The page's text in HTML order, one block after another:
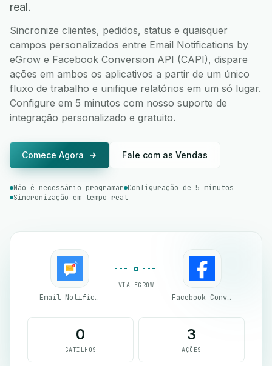
real.
Sincronize clientes, pedidos, status e quaisquer
campos personalizados entre Email Notifications by
eGrow e Facebook Conversion API (CAPI), dispare
ações em ambos os aplicativos a partir de um único
fluxo de trabalho e unifique relatórios em um só lugar.
Configure em 5 minutos com nosso suporte de
integração personalizado e gratuito.
Comece Agora Fale com as Vendas
Não é necessário programar Configuração de 5 minutos
Sincronização em tempo real
Email Notifications by eGrow
VIA EGROW
Facebook Conversion API (CAPI)
0
GATILHOS
3
AÇÕES